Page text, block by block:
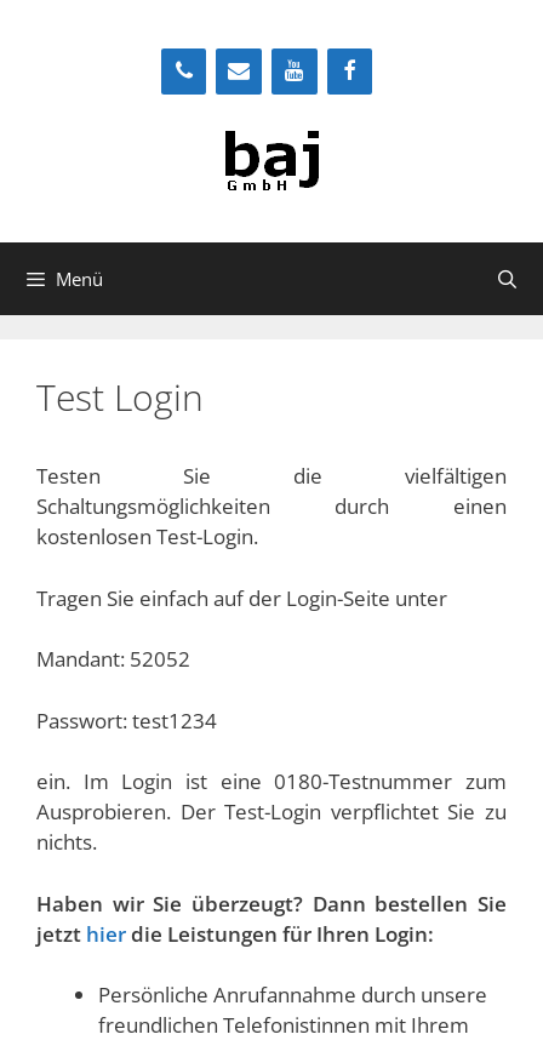
Menü
Test Login
Testen Sie die vielfältigen
Schaltungsmöglichkeiten durch einen
kostenlosen Test-Login.
Tragen Sie einfach auf der Login-Seite unter
Mandant: 52052
Passwort: test1234
ein. Im Login ist eine 0180-Testnummer zum
Ausprobieren. Der Test-Login verpflichtet Sie zu
nichts.
Haben wir Sie überzeugt? Dann bestellen Sie
jetzt hierdie Leistungen für Ihren Login:
Persönliche Anrufannahme durch unsere
freundlichen Telefonistinnen mit Ihrem